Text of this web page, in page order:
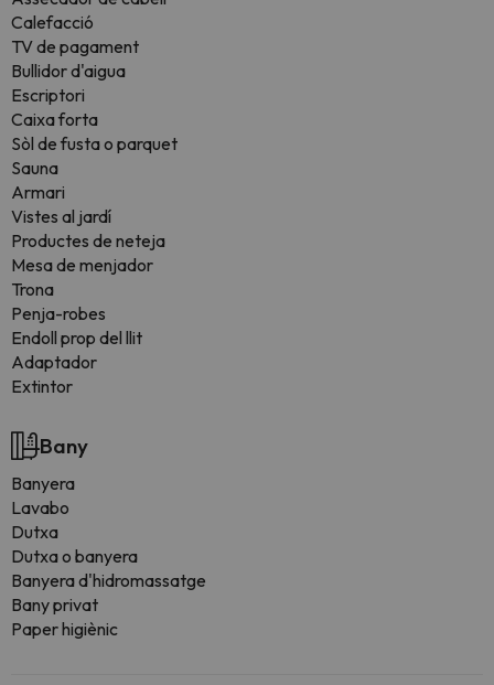
Calefacció
TV de pagament
Bullidor d'aigua
Escriptori
Caixa forta
Sòl de fusta o parquet
Sauna
Armari
Vistes al jardí
Productes de neteja
Mesa de menjador
Trona
Penja-robes
Endoll prop del llit
Adaptador
Extintor
Bany
Banyera
Lavabo
Dutxa
Dutxa o banyera
Banyera d'hidromassatge
Bany privat
Paper higiènic